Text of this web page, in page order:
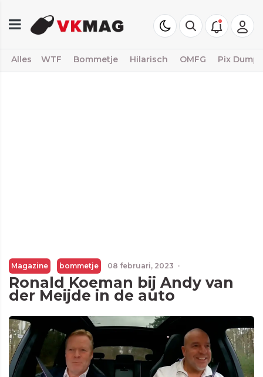
Alles WTF Bommetje Hilarisch OMFG Pix Dump
Magazine bommetje 08 februari, 2023 ·
Ronald Koeman bij Andy van
der Meijde in de auto